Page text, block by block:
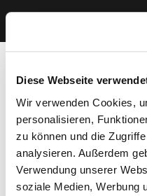
Diese Webseite
Wir verwenden Cookies,
personalisieren,
zu können und die
analysieren. Außerdem
Verwendung unserer
soziale Medien, Werbung